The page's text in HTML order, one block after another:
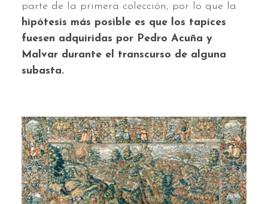
parte de la primera colección, por lo que la
hipótesis más posible es que los tapices
fuesen adquiridas por Pedro Acuña y
Malvar durante el transcurso de alguna
subasta.